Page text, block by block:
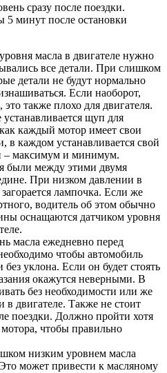
сразу после поездки.
5 минут после остановки
масла в двигателе нужно
все детали. При слишком
детали не будут нормально
Если наоборот,
также плохо для двигателя.
щуп для
каждый мотор имеет свои
в каждом устанавливается свой
– максимум и минимум.
были между этими двумя
При низком давлении в
лампочка. Если же
водитель об этом обычно
оснащаются датчиком уровня
масла ежедневно перед
чтобы автомобиль
уклона. Если он будет стоять
окажутся неверными. В
без необходимости или же
в двигателе. Также не стоит
поездки. Должно пройти хотя
чтобы правильно
низким уровнем масла
может привести к масляному